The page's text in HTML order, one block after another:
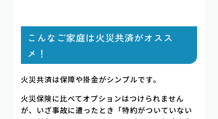
こんなご家庭は火災共済がオスス
メ！
火災共済は保障や掛金がシンプルです。
火災保険に比べてオプションはつけられません
が、いざ事故に遭ったとき「特約がついていない